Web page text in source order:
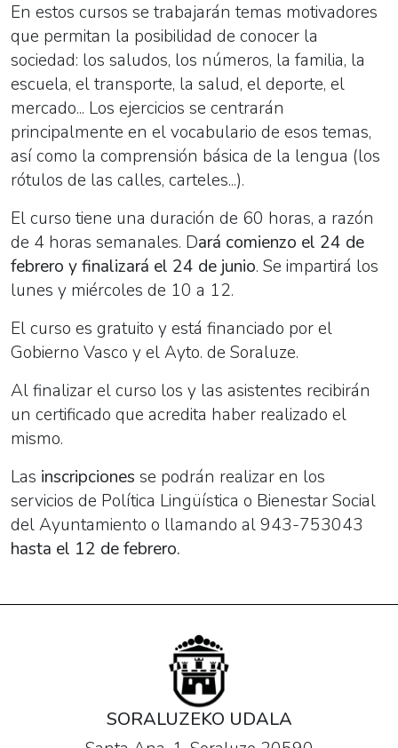
En estos cursos se trabajarán temas motivadores
que permitan la posibilidad de conocer la
sociedad: los saludos, los números, la familia, la
escuela, el transporte, la salud, el deporte, el
mercado... Los ejercicios se centrarán
principalmente en el vocabulario de esos temas,
así como la comprensión básica de la lengua (los
rótulos de las calles, carteles...).
El curso tiene una duración de 60 horas, a razón
de 4 horas semanales. Dará comienzo el 24 de
febrero y finalizará el 24 de junio. Se impartirá los
lunes y miércoles de 10 a 12.
El curso es gratuito y está financiado por el
Gobierno Vasco y el Ayto. de Soraluze.
Al finalizar el curso los y las asistentes recibirán
un certificado que acredita haber realizado el
mismo.
Las inscripciones se podrán realizar en los
servicios de Política Lingüística o Bienestar Social
del Ayuntamiento o llamando al 943-753043
hasta el 12 de febrero.
SORALUZEKO UDALA